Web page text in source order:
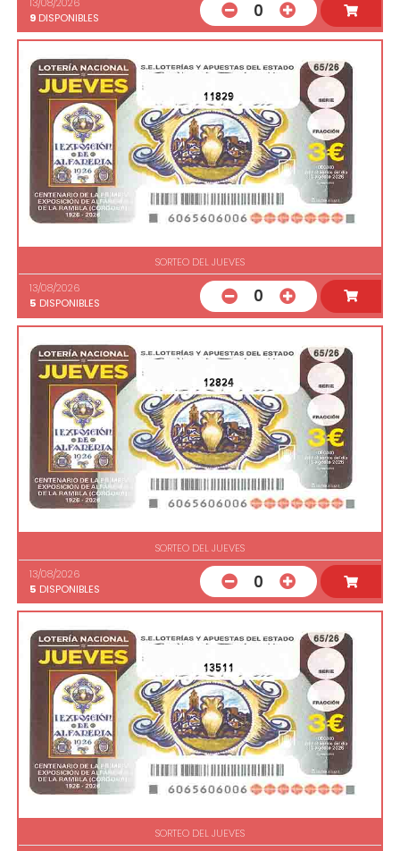
9 DISPONIBLES 0
11829
SORTEO DEL JUEVES
13/08/2026
5 DISPONIBLES 0
12824
SORTEO DEL JUEVES
13/08/2026
5 DISPONIBLES 0
13511
SORTEO DEL JUEVES